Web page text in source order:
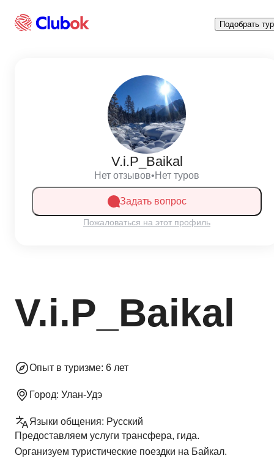
Подобрать тур
V.i.P_Baikal
Нет отзывов•Нет туров
Задать вопрос
Пожаловаться на этот профиль
V.i.P_Baikal
Опыт в туризме: 6 лет
Город: Улан-Удэ
Языки общения: Русский
Предоставляем услуги трансфера, гида.
Организуем туристические поездки на Байкал.